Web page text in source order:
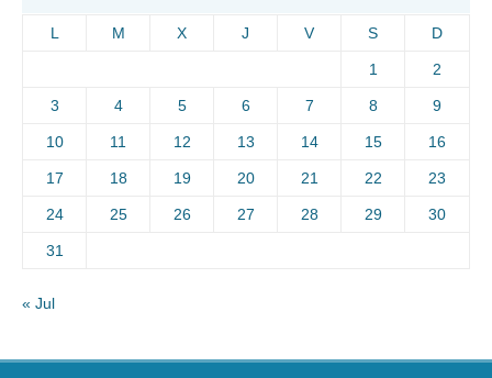
L M X J V S D
1 2
3 4 5 6 7 8 9
10 11 12 13 14 15 16
17 18 19 20 21 22 23
24 25 26 27 28 29 30
31
« Jul